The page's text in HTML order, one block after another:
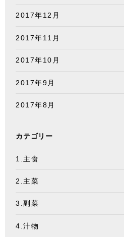
2017年12月
2017年11月
2017年10月
2017年9月
2017年8月
カテゴリー
1.主食
2.主菜
3.副菜
4.汁物